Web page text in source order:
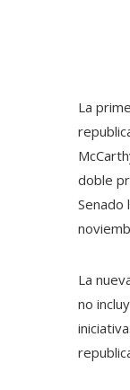
La
doble
Senado
La
no